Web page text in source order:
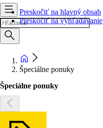
Preskočiť na hlavný obsah
Preskočiť na vyhľadávanie
Špeciálne ponuky
Špeciálne ponuky